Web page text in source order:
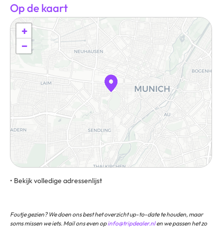
Op de kaart
+
−
• Bekijk volledige adressenlijst
Foutje gezien? We doen ons best het overzicht up-to-date te houden, maar
soms missen we iets. Mail ons even opinfo@tripdealer.nlen we passen het zo